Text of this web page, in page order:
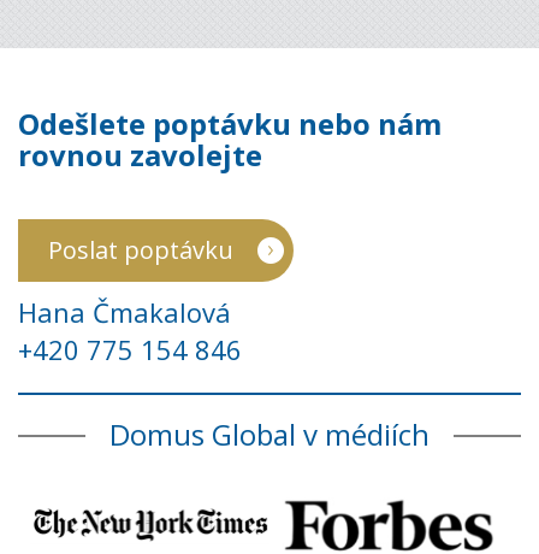
Odešlete poptávku nebo nám
rovnou zavolejte
Poslat poptávku
Hana Čmakalová
+420 775 154 846
Domus Global v médiích